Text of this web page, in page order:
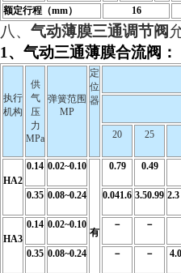
额定行程（mm）
16
八、 气动薄膜三通调节阀
1、气动三通薄膜合流阀 ：
执行
机构
供
气
压
力
MPa
弹簧范围
MP
定
位
器
20 25
HA2
0.14 0.02~0.10
有
0.79 0.49
0.35 0.08~0.24 0.041.6 3.50.99
HA3
0.14 0.02~0.10 － －
0.35 0.08~0.24 － －